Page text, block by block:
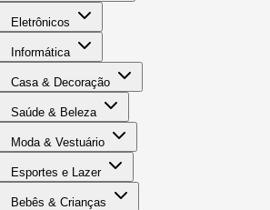
Eletrônicos
Informática
Casa & Decoração
Saúde & Beleza
Moda & Vestuário
Esportes e Lazer
Bebês & Crianças